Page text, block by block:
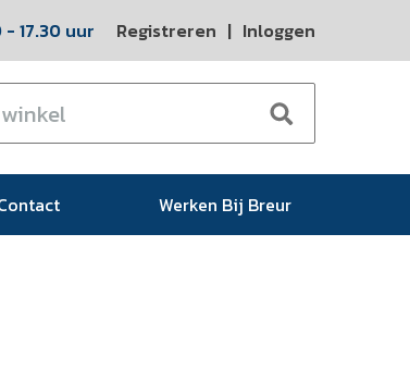
17.30 uur Registreren | Inloggen
Werken Bij Breur